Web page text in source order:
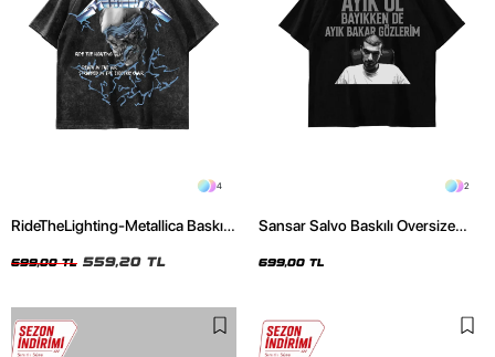
4
RideTheLighting-Metallica Baskılı
Tshirt
699,00 TL 559,20 TL
2
Sansar Salvo Baskılı Oversize
699,00 TL